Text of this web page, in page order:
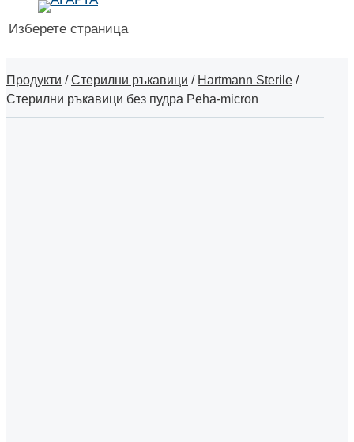
Изберете страница
Продукти /Стерилни ръкавици / Hartmann Sterile /
Стерилни ръкавици без пудра Peha-micron